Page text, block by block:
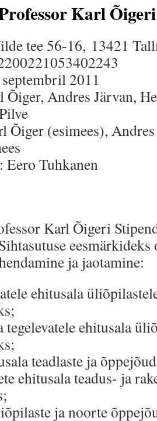
Karl
tee 56-16, 13421
2011
Õiger, Andres Järvan,
Õiger (esimees),
Eero Tuhkanen
Karl Õigeri
eesmärkideks
ja jaotamine:
ehitusala
tegelevatele ehitusala
teadlaste ja
ehitusala teadus- ja
ja noorte